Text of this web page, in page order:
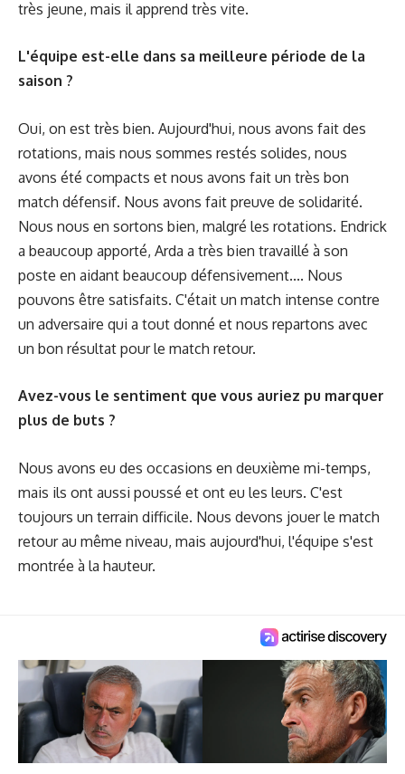
très jeune, mais il apprend très vite.
L'équipe est-elle dans sa meilleure période de la
saison ?
Oui, on est très bien. Aujourd'hui, nous avons fait des
rotations, mais nous sommes restés solides, nous
avons été compacts et nous avons fait un très bon
match défensif. Nous avons fait preuve de solidarité.
Nous nous en sortons bien, malgré les rotations. Endrick
a beaucoup apporté, Arda a très bien travaillé à son
poste en aidant beaucoup défensivement.... Nous
pouvons être satisfaits. C'était un match intense contre
un adversaire qui a tout donné et nous repartons avec
un bon résultat pour le match retour.
Avez-vous le sentiment que vous auriez pu marquer
plus de buts ?
Nous avons eu des occasions en deuxième mi-temps,
mais ils ont aussi poussé et ont eu les leurs. C'est
toujours un terrain difficile. Nous devons jouer le match
retour au même niveau, mais aujourd'hui, l'équipe s'est
montrée à la hauteur.